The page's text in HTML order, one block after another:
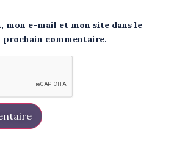
mon e-mail et mon site dans le
commentaire.